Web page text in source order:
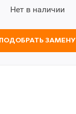
Нет в наличии
ПОДОБРАТЬ ЗАМЕНУ